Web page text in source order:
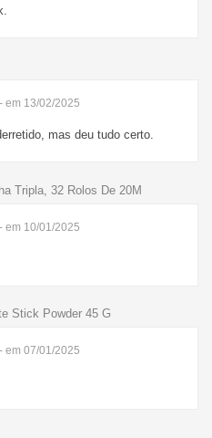
- em 13/02/2025
mas deu tudo certo.
Tripla, 32 Rolos De 20M
- em 10/01/2025
Stick Powder 45 G
- em 07/01/2025